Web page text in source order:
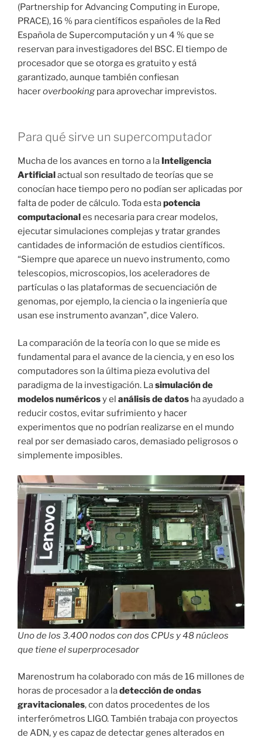
(Partnership for Advancing Computing in Europe,
PRACE), 16 % para científicos españoles de la Red
Española de Supercomputación y un 4 % que se
reservan para investigadores del BSC. El tiempo de
procesador que se otorga es gratuito y está
garantizado, aunque también confiesan
haceroverbooking para aprovechar imprevistos.
Para qué sirve un supercomputador
Mucha de los avances en torno a la Inteligencia
Artificial actual son resultado de teorías que se
conocían hace tiempo pero no podían ser aplicadas por
falta de poder de cálculo. Toda estapotencia
computacional es necesaria para crear modelos,
ejecutar simulaciones complejas y tratar grandes
cantidades de información de estudios científicos.
“Siempre que aparece un nuevo instrumento, como
telescopios, microscopios, los aceleradores de
partículas o las plataformas de secuenciación de
genomas, por ejemplo, la ciencia o la ingeniería que
usan ese instrumento avanzan”, dice Valero.
La comparación de la teoría con lo que se mide es
fundamental para el avance de la ciencia, y en eso los
computadores son la última pieza evolutiva del
paradigma de la investigación. Lasimulación de
modelos numéricosy el análisis de datos ha ayudado a
reducir costos, evitar sufrimiento y hacer
experimentos que no podrían realizarse en el mundo
real por ser demasiado caros, demasiado peligrosos o
simplemente imposibles.
Uno de los 3.400 nodos con dos CPUs y 48 núcleos
que tiene el superprocesador
Marenostrum ha colaborado con más de 16 millones de
horas de procesador a ladetección de ondas
gravitacionales, con datos procedentes de los
interferómetros LIGO. También trabaja con proyectos
de ADN, y es capaz de detectar genes alterados en